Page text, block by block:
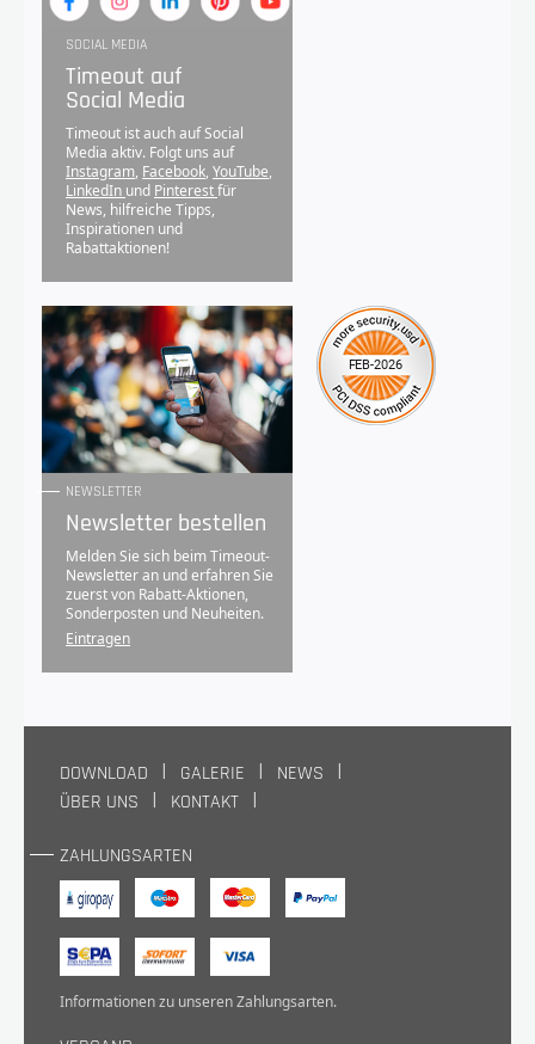
SOCIAL MEDIA
Timeout auf
Social Media
Timeout ist auch auf Social
Media aktiv. Folgt uns auf
Instagram, Facebook, YouTube,
LinkedIn und Pinterestfür
News, hilfreiche Tipps,
Inspirationen und
Rabattaktionen!
NEWSLETTER
Newsletter bestellen
Melden Sie sich beim Timeout-
Newsletter an und erfahren Sie
zuerst von Rabatt-Aktionen,
Sonderposten und Neuheiten.
Eintragen
DOWNLOAD GALERIE
NEWS
ÜBER UNS
KONTAKT
ZAHLUNGSARTEN
Informationen zu unserenZahlungsarten.